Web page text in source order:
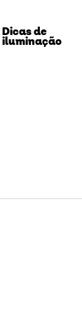
Dicas de
iluminação